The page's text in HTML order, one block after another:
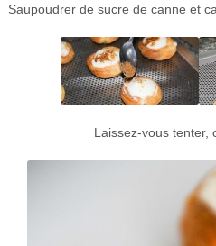
Saupoudrer de sucre de canne et
Laissez-vous tenter,